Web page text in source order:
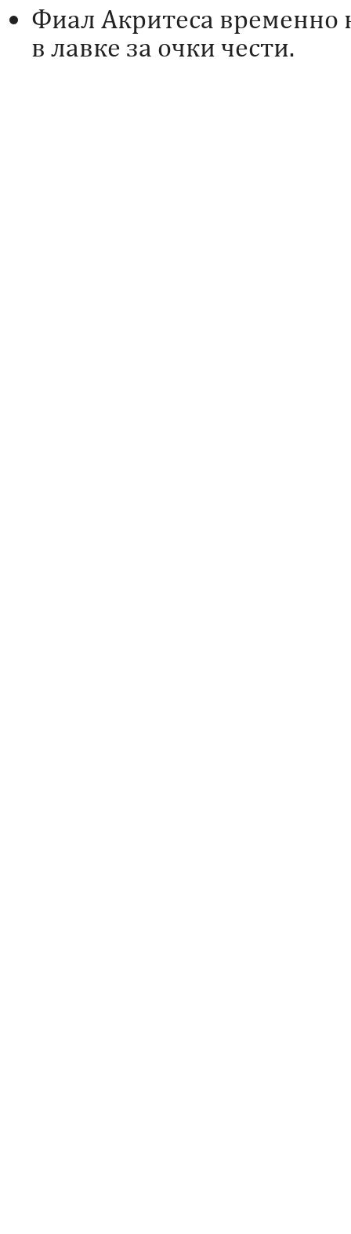
Фиал Акритеса временно
в лавке за очки чести.